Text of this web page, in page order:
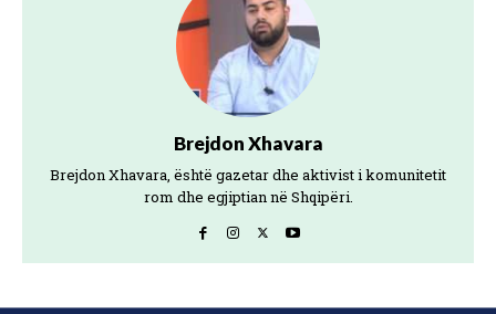
Brejdon Xhavara
Brejdon Xhavara, është gazetar dhe aktivist i komunitetit
rom dhe egjiptian në Shqipëri.